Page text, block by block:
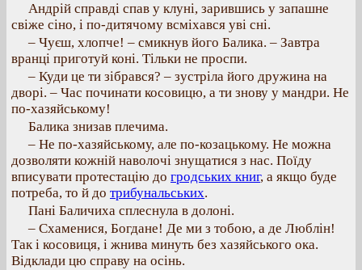
Андрій справді спав у клуні, зарившись у запашне
свіже сіно, і по-дитячому всміхався уві сні.
– Чуєш, хлопче! – смикнув його Балика. – Завтра
вранці приготуй коні. Тільки не проспи.
– Куди це ти зібрався? – зустріла його дружина на
дворі. – Час починати косовицю, а ти знову у мандри. Не
по-хазяйському!
Балика знизав плечима.
– Не по-хазяйському, але по-козацькому. Не можна
дозволяти кожній наволочі знущатися з нас. Поїду
вписувати протестацію до гродських книг, а якщо буде
потреба, то й до трибунальських.
Пані Баличиха сплеснула в долоні.
– Схаменися, Богдане! Де ми з тобою, а де Люблін!
Так і косовиця, і жнива минуть без хазяйського ока.
Відклади цю справу на осінь.